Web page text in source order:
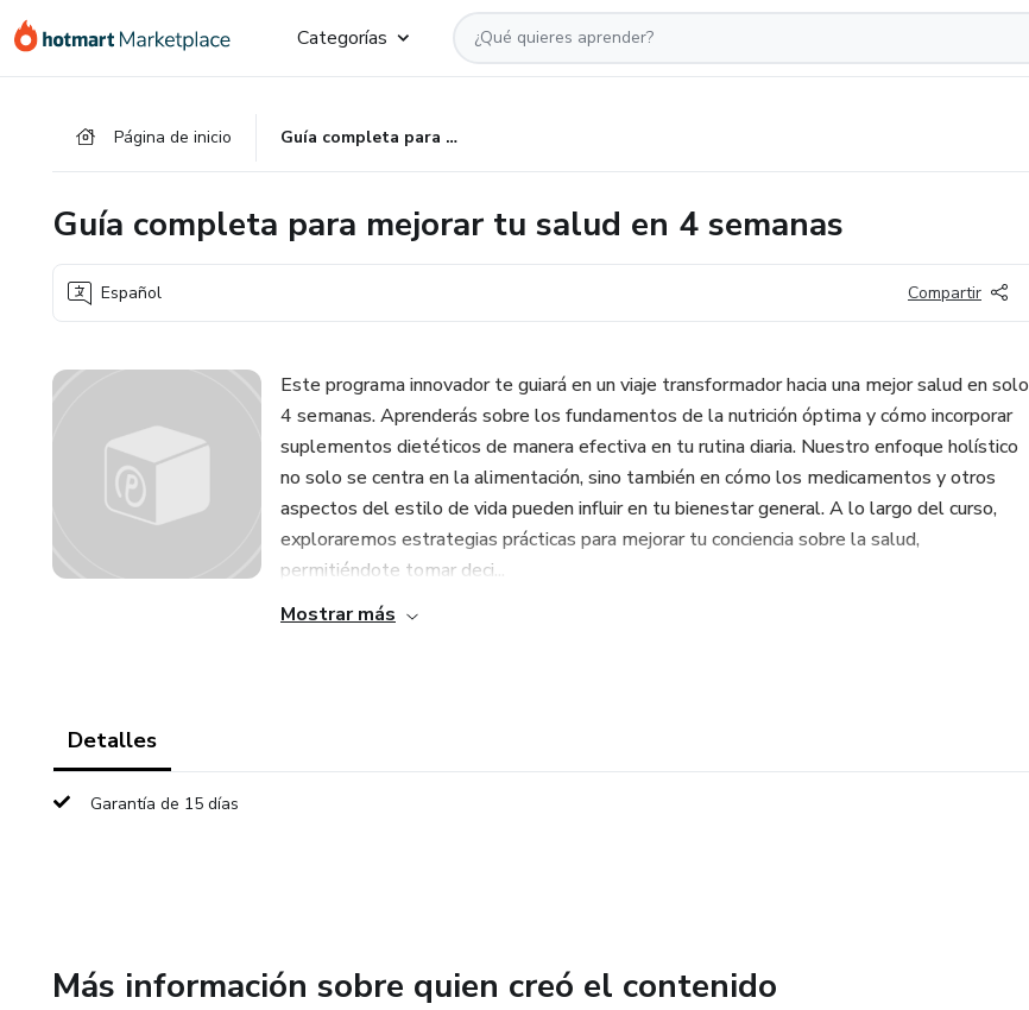
Categorías
Página de inicio Guía completa para mejorar tu salud en 4 semanas
Guía completa para mejorar tu salud en 4 semanas
Español Compartir
Este programa innovador te guiará en un viaje transformador hacia una mejor salud en solo
4 semanas. Aprenderás sobre los fundamentos de la nutrición óptima y cómo incorporar
suplementos dietéticos de manera efectiva en tu rutina diaria. Nuestro enfoque holístico
no solo se centra en la alimentación, sino también en cómo los medicamentos y otros
aspectos del estilo de vida pueden influir en tu bienestar general. A lo largo del curso,
exploraremos estrategias prácticas para mejorar tu conciencia sobre la salud,
permitiéndote tomar deci...
Mostrar más
Detalles
Garantía de 15 días
Más información sobre quien creó el contenido